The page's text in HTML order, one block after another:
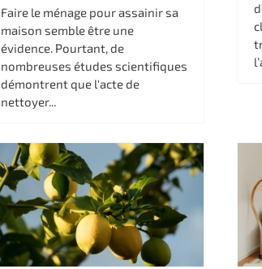
Faire le ménage pour assainir sa
maison semble être une
évidence. Pourtant, de
nombreuses études scientifiques
démontrent que l'acte de
nettoyer...